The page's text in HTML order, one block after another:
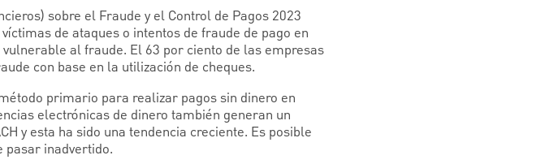
sobre el Fraude y el Control de Pagos 2023
de ataques o intentos de fraude de pago en
al fraude. El 63 por ciento de las empresas
con base en la utilización de cheques.
primario para realizar pagos sin dinero en
electrónicas de dinero también generan un
y esta ha sido una tendencia creciente. Es posible
pasar inadvertido.